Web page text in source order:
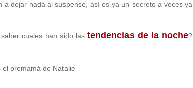
dejar nada al suspense, así es ya un secreto a voces ya
cuales han sido las tendencias de la noche?
el premamá de Natalie